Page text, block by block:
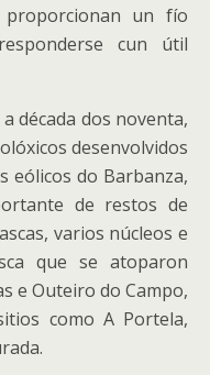
un fío
cun útil
década dos noventa,
desenvolvidos
eólicos do Barbanza,
de restos de
varios núcleos e
que se atoparon
e Outeiro do Campo,
como A Portela,